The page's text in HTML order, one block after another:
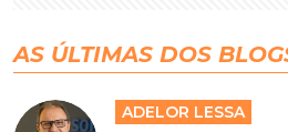
AS ÚLTIMAS DOS
ADELOR LESSA